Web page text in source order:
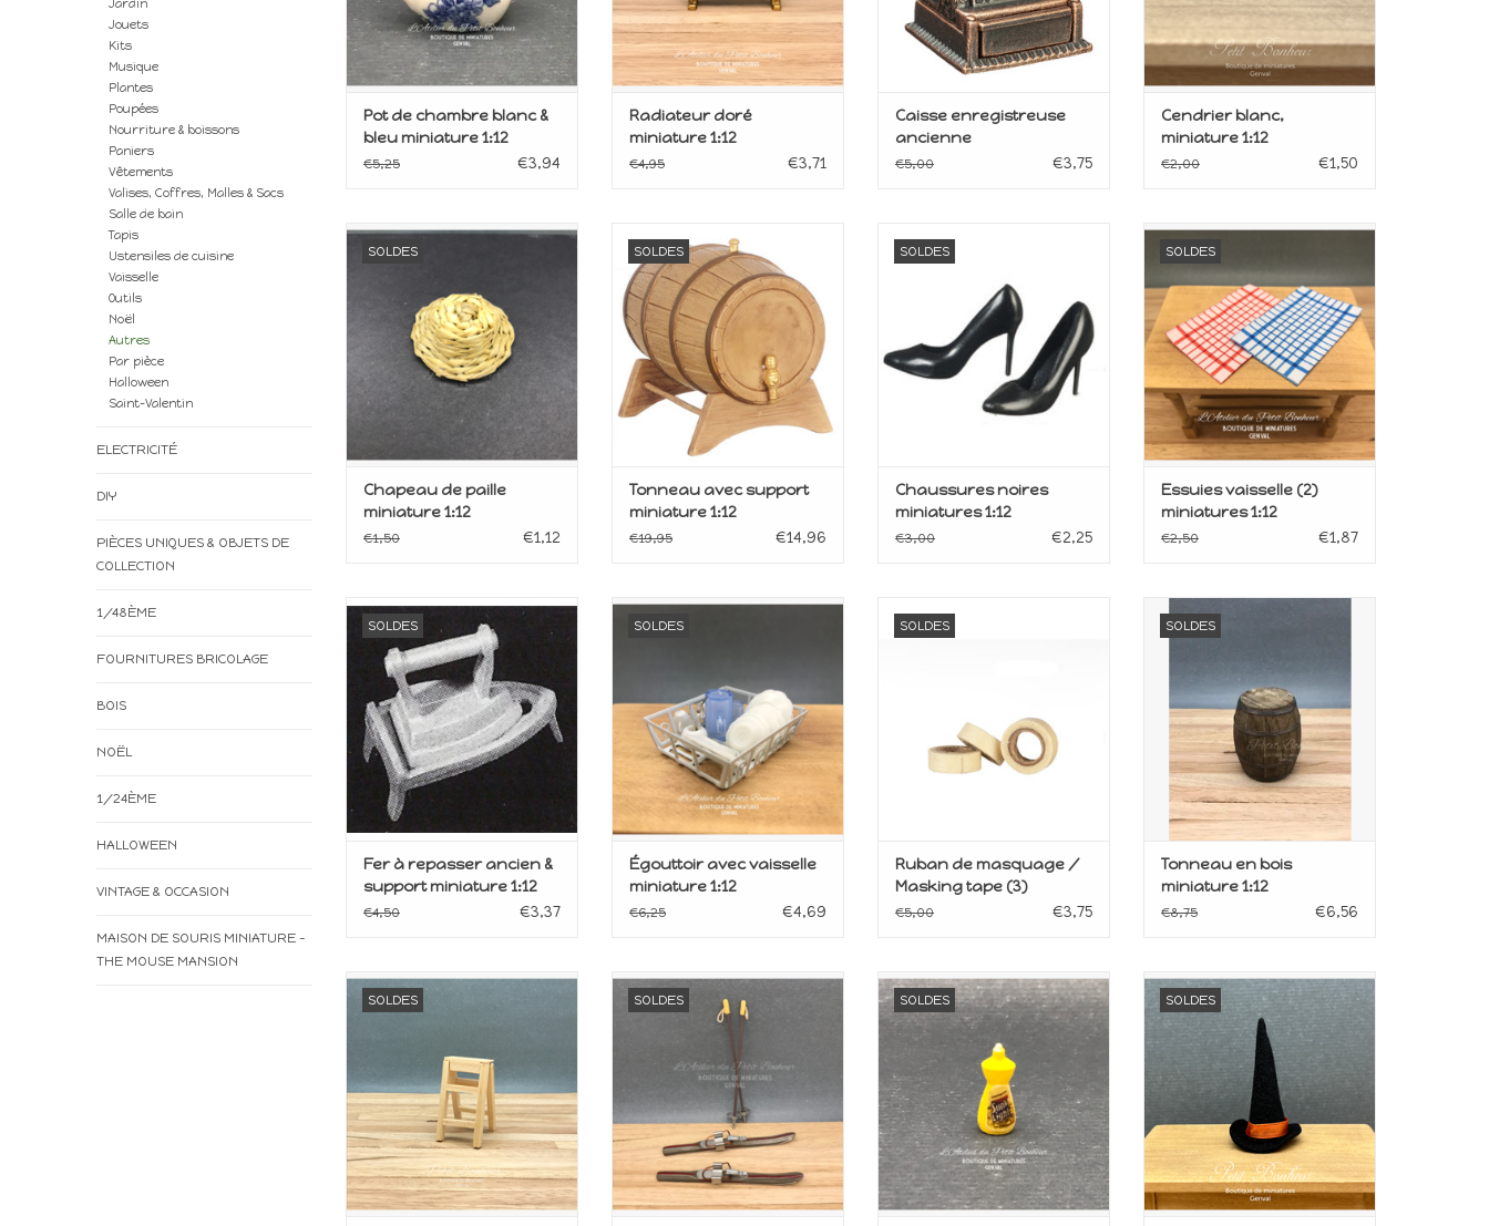
Jardin
Jouets
Kits
Musique
Plantes
Poupées
Nourriture & boissons
Paniers
Vêtements
Valises, Coffres, Malles & Sacs
Salle de bain
Tapis
Ustensiles de cuisine
Vaisselle
Outils
Noël
Autres
Par pièce
Halloween
Saint-Valentin
ELECTRICITÉ
DIY
PIÈCES UNIQUES & OBJETS DE
COLLECTION
1/48ÈME
FOURNITURES BRICOLAGE
BOIS
NOËL
1/24ÈME
HALLOWEEN
VINTAGE & OCCASION
MAISON DE SOURIS MINIATURE -
THE MOUSE MANSION
Pot de chambre blanc &
bleu miniature 1:12
€5,25 €3,94
Radiateur doré
miniature 1:12
€4,95 €3,71
Caisse enregistreuse
ancienne
€5,00 €3,75
Cendrier blanc,
miniature 1:12
€2,00 €1,50
SOLDES
Miniature pour maison de
AJOUTER AU PANIER
Chapeau de paille
miniature 1:12
€1,50 €1,12
SOLDES
poupée
Echelle 1:12
AJOUTER AU PANIER
Tonneau avec support
miniature 1:12
€19,95 €14,96
SOLDES
AJOUTER AU PANIER
Chaussures noires
miniatures 1:12
€3,00 €2,25
SOLDES
Miniature pour maison de
AJOUTER AU PANIER
Essuies vaisselle (2)
miniatures 1:12
€2,50 €1,87
SOLDES
Miniature pour maison de
poupée
AJOUTER AU PANIER
Fer à repasser ancien &
support miniature 1:12
€4,50 €3,37
SOLDES
Miniature pour maison de
AJOUTER AU PANIER
Égouttoir avec vaisselle
miniature 1:12
€6,25 €4,69
SOLDES
Ruban de masquage /
Masking tape (3)
€5,00 €3,75
SOLDES
AJOUTER AU PANIER
Tonneau en bois
miniature 1:12
€8,75 €6,56
SOLDES
Meuble miniature pour maison
AJOUTER AU PANIER
SOLDES
Miniature pour maison de
poupée
Echelle 1:12
AJOUTER AU PANIER
SOLDES
Miniature pour maison de
poupée
Echelle 1:12
AJOUTER AU PANIER
SOLDES
Miniature pour maison de
poupée
Echelle 1/12
AJOUTER AU PANIER